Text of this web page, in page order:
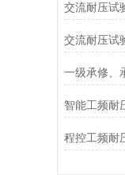
交流耐压试
程控工频耐